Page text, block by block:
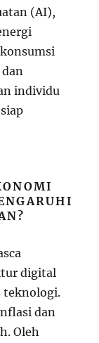
(AI),
individu
digital
teknologi.
dan
Oleh